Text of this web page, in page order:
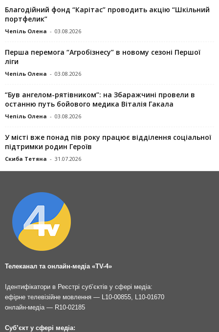
Благодійний фонд “Карітас” проводить акцію “Шкільний
портфелик”
Чепіль Олена - 03.08.2026
Перша перемога “Агробізнесу” в новому сезоні Першої
ліги
Чепіль Олена - 03.08.2026
“Був ангелом-рятівником”: на Збаражчині провели в
останню путь бойового медика Віталія Гакала
Чепіль Олена - 03.08.2026
У місті вже понад пів року працює відділення соціальної
підтримки родин Героїв
Скиба Тетяна - 31.07.2026
Телеканал та онлайн-медіа «TV-4»
Ідентифікатори в Реєстрі суб’єктів у сфері медіа:
ефірне телевізійне мовлення — L10-00855, L10-01670
онлайн-медіа — R10-02185
Суб’єкт у сфері медіа: